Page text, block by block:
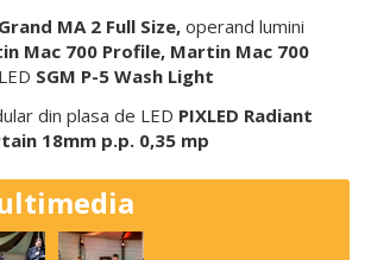
Grand MA 2 Full Size, operand lumini
Mac 700 Profile, Martin Mac 700
SGM P-5 Wash Light
din plasa de LED PIXLED Radiant
18mm p.p. 0,35 mp